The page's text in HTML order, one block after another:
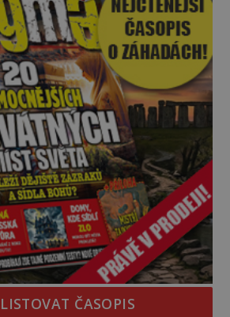
ČASOPIS